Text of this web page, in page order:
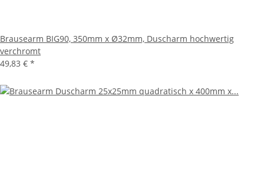
Brausearm BIG90, 350mm x Ø32mm, Duscharm hochwertig
verchromt
49,83 € *